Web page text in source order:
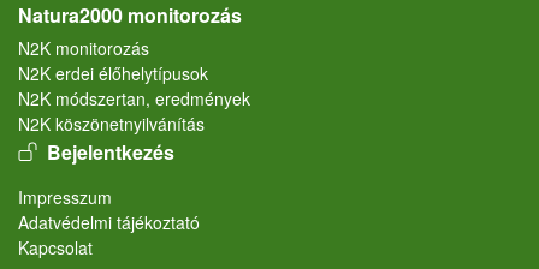
Natura2000 monitorozás
N2K monitorozás
N2K erdei élőhelytípusok
N2K módszertan, eredmények
N2K köszönetnyilvánítás
User account menu
Bejelentkezés
Lábléc
Impresszum
Adatvédelmi tájékoztató
Kapcsolat